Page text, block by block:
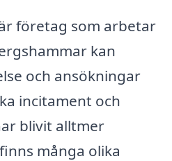
företag som arbetar
kan
och ansökningar
incitament och
blivit alltmer
många olika